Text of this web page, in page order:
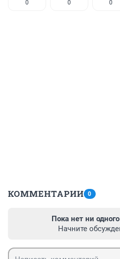
0 0 0
КОММЕНТАРИИ 0
Пока нет ни
Начните